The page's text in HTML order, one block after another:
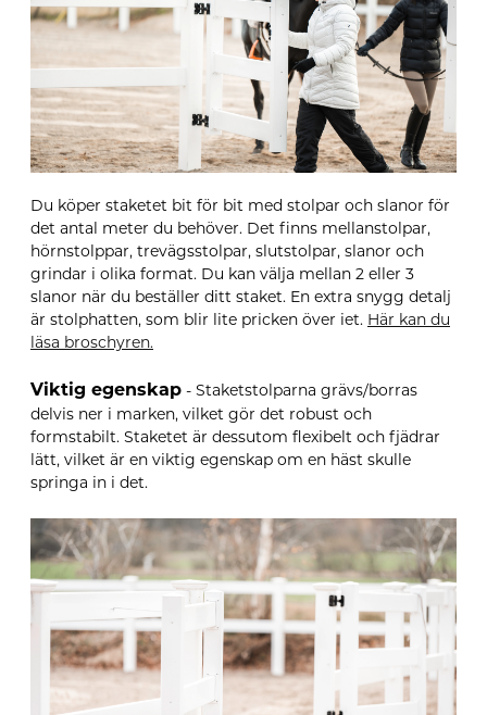
Du köper staketet bit för bit med stolpar och slanor för
det antal meter du behöver. Det finns mellanstolpar,
hörnstolppar, trevägsstolpar, slutstolpar, slanor och
grindar i olika format. Du kan välja mellan 2 eller 3
slanor när du beställer ditt staket. En extra snygg detalj
är stolphatten, som blir lite pricken över iet. Här kan du
läsa broschyren.
Viktig egenskap - Staketstolparna grävs/borras
delvis ner i marken, vilket gör det robust och
formstabilt. Staketet är dessutom flexibelt och fjädrar
lätt, vilket är en viktig egenskap om en häst skulle
springa in i det.